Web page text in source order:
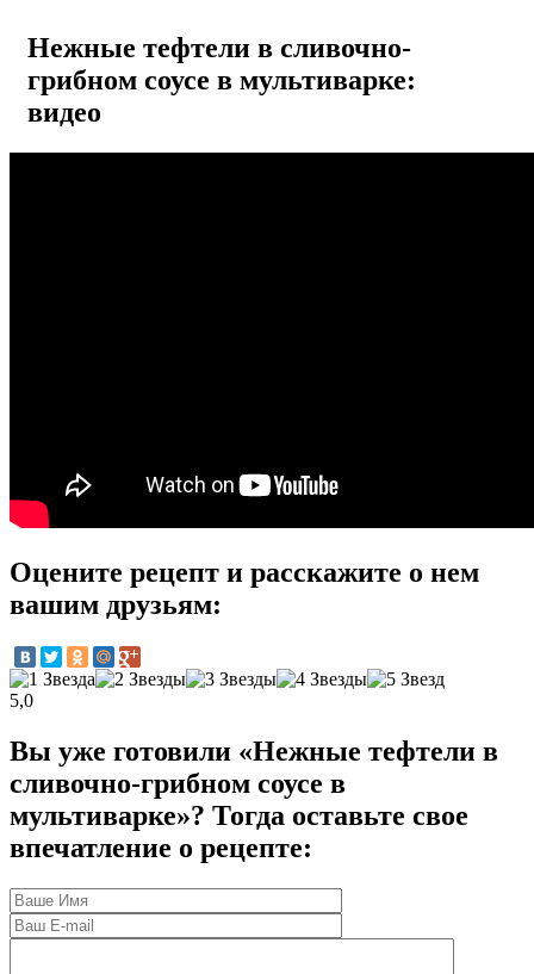
Нежные тефтели в сливочно-
грибном соусе в мультиварке:
видео
Оцените рецепт и расскажите о нем
вашим друзьям:
5,0
Вы уже готовили «Нежные тефтели в
сливочно-грибном соусе в
мультиварке»? Тогда оставьте свое
впечатление о рецепте: